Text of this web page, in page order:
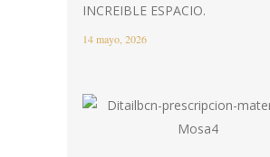
INCREIBLE ESPACIO.
14 mayo, 2026